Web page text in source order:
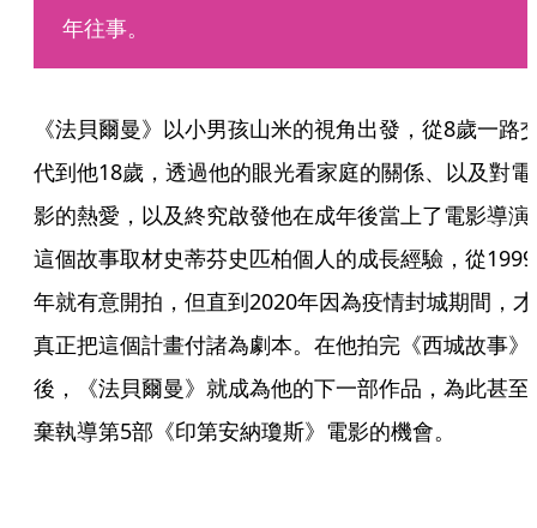
年往事。
《法貝爾曼》以小男孩山米的視角出發，從8歲一路
代到他18歲，透過他的眼光看家庭的關係、以及對電
影的熱愛，以及終究啟發他在成年後當上了電影導演
這個故事取材史蒂芬史匹柏個人的成長經驗，從1999
年就有意開拍，但直到2020年因為疫情封城期間，才
真正把這個計畫付諸為劇本。在他拍完《西城故事》
後，《法貝爾曼》就成為他的下一部作品，為此甚至
棄執導第5部《印第安納瓊斯》電影的機會。